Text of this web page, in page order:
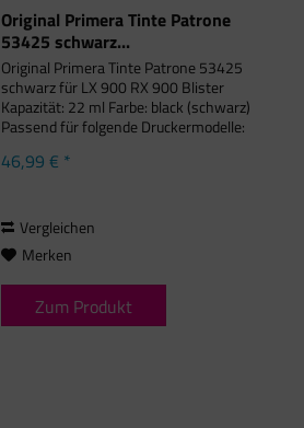
Original Primera Tinte Patrone
53425 schwarz...
Original Primera Tinte Patrone 53425
schwarz für LX 900 RX 900 Blister
Kapazität: 22 ml Farbe: black (schwarz)
Passend für folgende Druckermodelle:
Primera LX 900 Series, Primera RX
46,99 € *
Vergleichen
Merken
Zum Produkt